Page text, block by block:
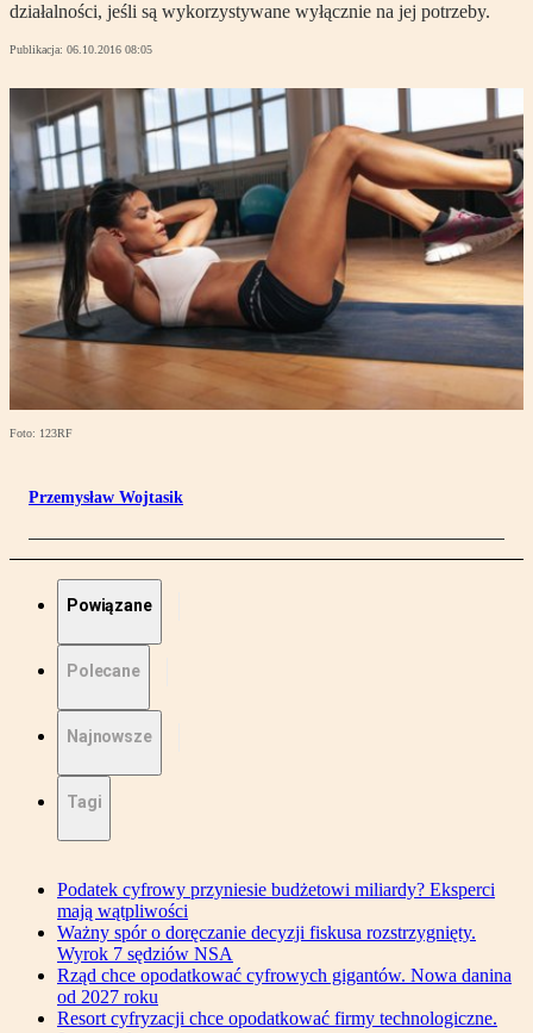
działalności, jeśli są wykorzystywane wyłącznie na jej potrzeby.
Publikacja: 06.10.2016 08:05
Foto: 123RF
Przemysław Wojtasik
Powiązane
Polecane
Najnowsze
Tagi
Podatek cyfrowy przyniesie budżetowi miliardy? Eksperci
mają wątpliwości
Ważny spór o doręczanie decyzji fiskusa rozstrzygnięty.
Wyrok 7 sędziów NSA
Rząd chce opodatkować cyfrowych gigantów. Nowa danina
od 2027 roku
Resort cyfryzacji chce opodatkować firmy technologiczne.